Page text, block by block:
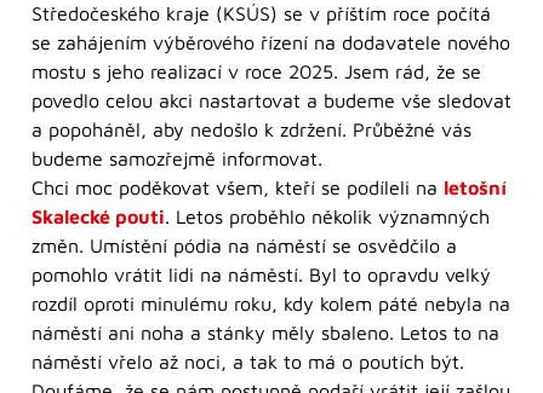
Středočeského kraje (KSÚS) se v příštím roce počítá
se zahájením výběrového řízení na dodavatele nového
mostu s jeho realizací v roce 2025. Jsem rád, že se
povedlo celou akci nastartovat a budeme vše sledovat
a popoháněl, aby nedošlo k zdržení. Průběžné vás
budeme samozřejmě informovat.
Chci moc poděkovat všem, kteří se podíleli na letošní
Skalecké pouti. Letos proběhlo několik významných
změn. Umístění pódia na náměstí se osvědčilo a
pomohlo vrátit lidi na náměstí. Byl to opravdu velký
rozdíl oproti minulému roku, kdy kolem páté nebyla na
náměstí ani noha a stánky měly sbaleno. Letos to na
náměstí vřelo až noci, a tak to má o poutích být.